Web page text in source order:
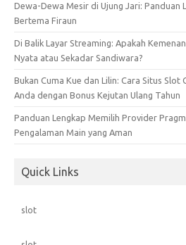
Dewa-Dewa Mesir di Ujung Jari: Panduan
Bertema Firaun
Di Balik Layar Streaming: Apakah
Nyata atau Sekadar Sandiwara?
Bukan Cuma Kue dan Lilin: Cara Situs Slot
Anda dengan Bonus Kejutan Ulang Tahun
Panduan Lengkap Memilih Provider
Pengalaman Main yang Aman
Quick Links
slot